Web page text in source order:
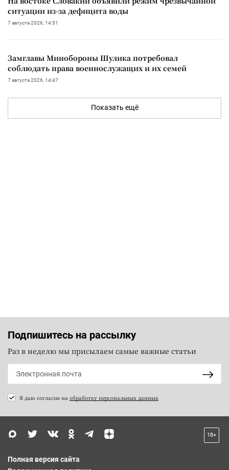
ситуации из-за дефицита воды
7 августа 2026, 14:51
Замглавы Минобороны Шулика потребовал
соблюдать права военнослужащих и их семей
7 августа 2026, 14:47
Показать ещё
Подпишитесь на рассылку
Раз в неделю мы присылаем самые важные статьи
Я даю согласие на обработку персональных данных
18+
Полная версия сайта